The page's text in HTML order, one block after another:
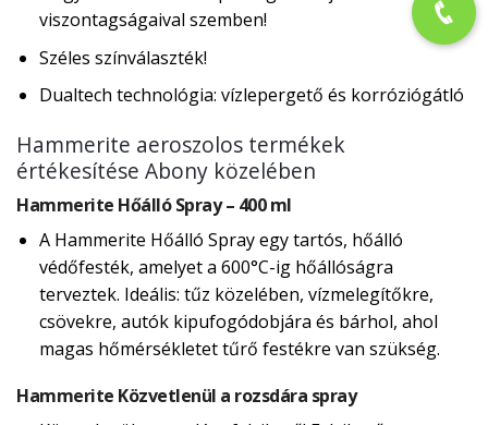
viszontagságaival szemben!
Széles színválaszték!
Dualtech technológia: vízlepergető és korróziógátló
Hammerite aeroszolos termékek
értékesítése Abony közelében
Hammerite Hőálló Spray – 400 ml
A Hammerite Hőálló Spray egy tartós, hőálló
védőfesték, amelyet a 600°C-ig hőállóságra
terveztek. Ideális: tűz közelében, vízmelegítőkre,
csövekre, autók kipufogódobjára és bárhol, ahol
magas hőmérsékletet tűrő festékre van szükség.
Hammerite Közvetlenül a rozsdára spray